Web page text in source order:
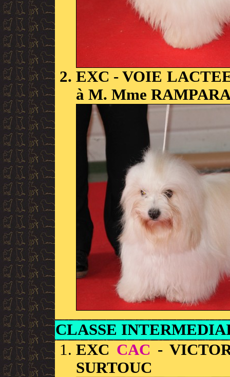
EXC - VOIE
à M. Mme
CLASSE
EXC CAC -
SURTOUC